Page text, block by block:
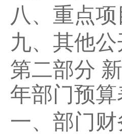
八、重点
九、其他
第二部分
年部门预算
一、部门